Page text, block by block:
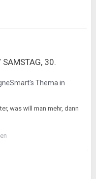
30.
's Thema in
was will man mehr, dann